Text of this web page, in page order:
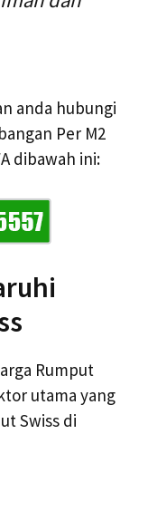
anda hubungi
Per M2
dibawah ini:
Rumput
utama yang
Swiss di